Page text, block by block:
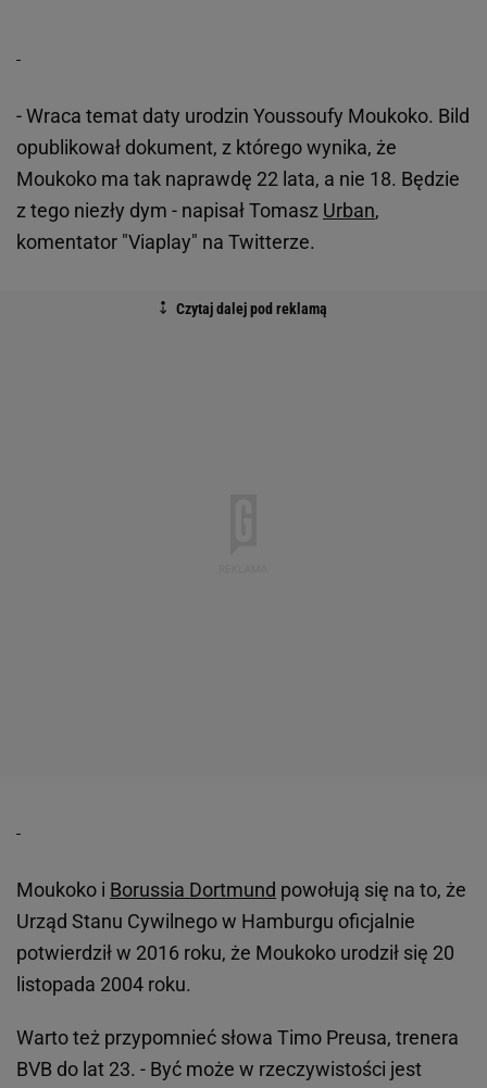
- Wraca temat daty urodzin Youssoufy Moukoko. Bild
opublikował dokument, z którego wynika, że
Moukoko ma tak naprawdę 22 lata, a nie 18. Będzie
z tego niezły dym - napisał Tomasz Urban,
komentator "Viaplay" na Twitterze.
Moukoko i Borussia Dortmund powołują się na to, że
Urząd Stanu Cywilnego w Hamburgu oficjalnie
potwierdził w 2016 roku, że Moukoko urodził się 20
listopada 2004 roku.
Warto też przypomnieć słowa Timo Preusa, trenera
BVB do lat 23. - Być może w rzeczywistości jest